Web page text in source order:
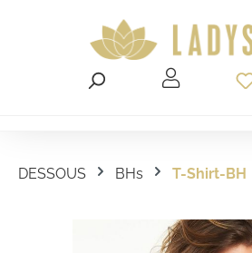
DESSOUS BHs T-Shirt-BH
Bildergalerie überspringen